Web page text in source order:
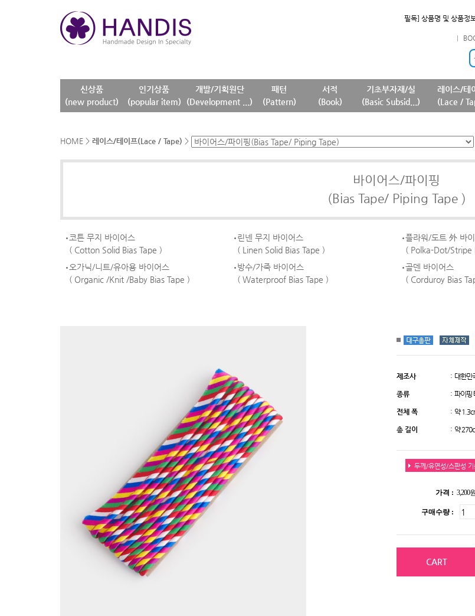
필독] 상품명 및 상품정
필독] 원단 판매가격
확인] 7월 신규 등록
신상품
(new product)
인기상품
(popular item)
개발/기획원단
(Development ...)
패턴
(Pattern)
서적
(Book)
기초부자재/실
(Basic Subsid...)
레이스/테
(Lace /
HOME > 레이스/테이프(Lace / Tape) >
바이어스/파이핑
(Bias Tape/ Piping Tape )
코튼 무지 바이어스
( Cotton Solid Bias Tape )
린넨 무지 바이어스
( Linen Solid Bias Tape )
플라워/도트 外 바
( Polka-Dot/Stripe
오가닉/니트/유아용 바이어스
( Organic /Knit /Baby Bias Tape )
방수/가죽 바이어스
( Waterproof Bias Tape )
골덴 바이어스
( Corduroy Bias
제조사 : 대한민
종류 : 파이핑
전체 폭 : 약
총 길이 : 약
두께/유연성/스판성 기
가격 : 3,200원
구매수량 :
CART